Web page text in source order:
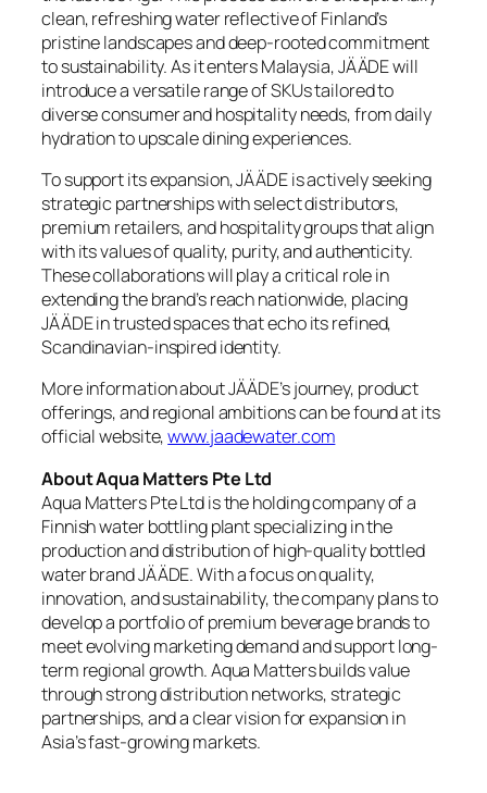
clean, refreshing water reflective of Finland’s
pristine landscapes and deep-rooted commitment
to sustainability. As it enters Malaysia, JÄÄDE will
introduce a versatile range of SKUs tailored to
diverse consumer and hospitality needs, from daily
hydration to upscale dining experiences.
To support its expansion, JÄÄDE is actively seeking
strategic partnerships with select distributors,
premium retailers, and hospitality groups that align
with its values of quality, purity, and authenticity.
These collaborations will play a critical role in
extending the brand’s reach nationwide, placing
JÄÄDE in trusted spaces that echo its refined,
Scandinavian-inspired identity.
More information about JÄÄDE’s journey, product
offerings, and regional ambitions can be found at its
official website,www.jaadewater.com
About Aqua Matters Pte Ltd
Aqua Matters Pte Ltd is the holding company of a
Finnish water bottling plant specializing in the
production and distribution of high-quality bottled
water brand JÄÄDE. With a focus on quality,
innovation, and sustainability, the company plans to
develop a portfolio of premium beverage brands to
meet evolving marketing demand and support long-
term regional growth. Aqua Matters builds value
through strong distribution networks, strategic
partnerships, and a clear vision for expansion in
Asia’s fast-growing markets.